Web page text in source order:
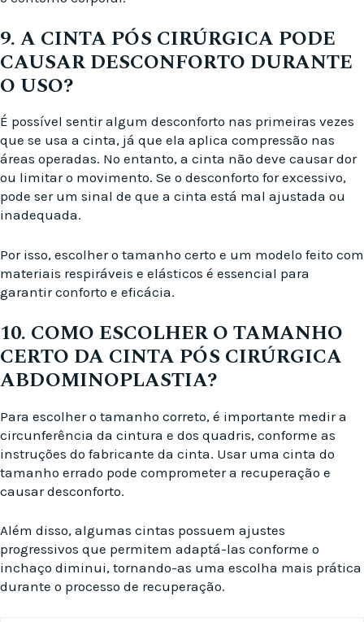
9. A CINTA PÓS CIRÚRGICA PODE
CAUSAR DESCONFORTO DURANTE
O USO?
É possível sentir algum desconforto nas primeiras vezes
que se usa a cinta, já que ela aplica compressão nas
áreas operadas. No entanto, a cinta não deve causar dor
ou limitar o movimento. Se o desconforto for excessivo,
pode ser um sinal de que a cinta está mal ajustada ou
inadequada.
Por isso, escolher o tamanho certo e um modelo feito com
materiais respiráveis e elásticos é essencial para
garantir conforto e eficácia.
10. COMO ESCOLHER O TAMANHO
CERTO DA CINTA PÓS CIRÚRGICA
ABDOMINOPLASTIA?
Para escolher o tamanho correto, é importante medir a
circunferência da cintura e dos quadris, conforme as
instruções do fabricante da cinta. Usar uma cinta do
tamanho errado pode comprometer a recuperação e
causar desconforto.
Além disso, algumas cintas possuem ajustes
progressivos que permitem adaptá-las conforme o
inchaço diminui, tornando-as uma escolha mais prática
durante o processo de recuperação.